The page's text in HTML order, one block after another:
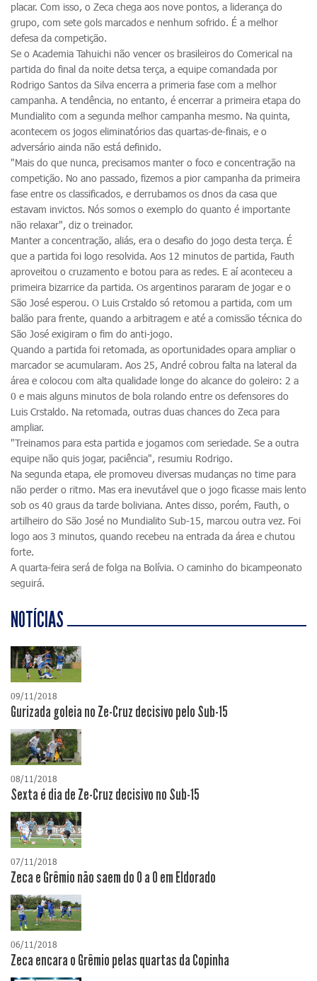
placar. Com isso, o Zeca chega aos nove pontos, a liderança do
grupo, com sete gols marcados e nenhum sofrido. É a melhor
defesa da competição.
Se o Academia Tahuichi não vencer os brasileiros do Comerical na
partida do final da noite detsa terça, a equipe comandada por
Rodrigo Santos da Silva encerra a primeria fase com a melhor
campanha. A tendência, no entanto, é encerrar a primeira etapa do
Mundialito com a segunda melhor campanha mesmo. Na quinta,
acontecem os jogos eliminatórios das quartas-de-finais, e o
adversário ainda não está definido.
"Mais do que nunca, precisamos manter o foco e concentração na
competição. No ano passado, fizemos a pior campanha da primeira
fase entre os classificados, e derrubamos os dnos da casa que
estavam invictos. Nós somos o exemplo do quanto é importante
não relaxar", diz o treinador.
Manter a concentração, aliás, era o desafio do jogo desta terça. É
que a partida foi logo resolvida. Aos 12 minutos de partida, Fauth
aproveitou o cruzamento e botou para as redes. E aí aconteceu a
primeira bizarrice da partida. Os argentinos pararam de jogar e o
São José esperou. O Luis Crstaldo só retomou a partida, com um
balão para frente, quando a arbitragem e até a comissão técnica do
São José exigiram o fim do anti-jogo.
Quando a partida foi retomada, as oportunidades opara ampliar o
marcador se acumularam. Aos 25, André cobrou falta na lateral da
área e colocou com alta qualidade longe do alcance do goleiro: 2 a
0 e mais alguns minutos de bola rolando entre os defensores do
Luis Crstaldo. Na retomada, outras duas chances do Zeca para
ampliar.
"Treinamos para esta partida e jogamos com seriedade. Se a outra
equipe não quis jogar, paciência", resumiu Rodrigo.
Na segunda etapa, ele promoveu diversas mudanças no time para
não perder o ritmo. Mas era inevutável que o jogo ficasse mais lento
sob os 40 graus da tarde boliviana. Antes disso, porém, Fauth, o
artilheiro do São José no Mundialito Sub-15, marcou outra vez. Foi
logo aos 3 minutos, quando recebeu na entrada da área e chutou
forte.
A quarta-feira será de folga na Bolívia. O caminho do bicampeonato
seguirá.
NOTÍCIAS
09/11/2018
Gurizada goleia no Ze-Cruz decisivo pelo Sub-15
08/11/2018
Sexta é dia de Ze-Cruz decisivo no Sub-15
07/11/2018
Zeca e Grêmio não saem do 0 a 0 em Eldorado
06/11/2018
Zeca encara o Grêmio pelas quartas da Copinha